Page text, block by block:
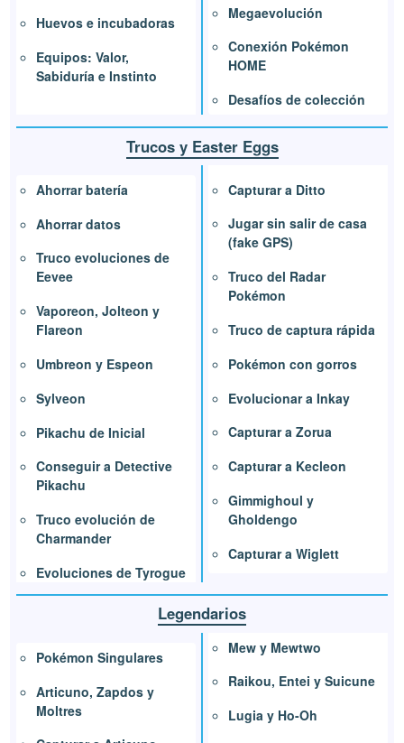
Huevos e incubadoras
Equipos: Valor,
Sabiduría e Instinto
Megaevolución
Conexión Pokémon
HOME
Desafíos de colección
Trucos y Easter Eggs
Ahorrar batería
Ahorrar datos
Truco evoluciones de
Eevee
Vaporeon, Jolteon y
Flareon
Umbreon y Espeon
Sylveon
Pikachu de Inicial
Conseguir a Detective
Pikachu
Truco evolución de
Charmander
Evoluciones de Tyrogue
Capturar a Ditto
Jugar sin salir de casa
(fake GPS)
Truco del Radar
Pokémon
Truco de captura rápida
Pokémon con gorros
Evolucionar a Inkay
Capturar a Zorua
Capturar a Kecleon
Gimmighoul y
Gholdengo
Capturar a Wiglett
Legendarios
Pokémon Singulares
Articuno, Zapdos y
Moltres
Mew y Mewtwo
Raikou, Entei y Suicune
Lugia y Ho-Oh